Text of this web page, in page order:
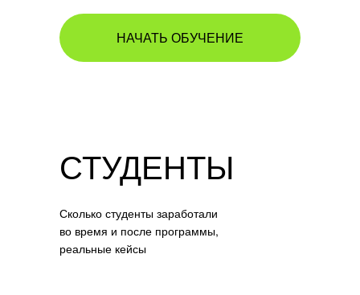
НАЧАТЬ ОБУЧЕНИЕ
СТУДЕНТЫ
Сколько студенты заработали
во время и после программы,
реальные кейсы